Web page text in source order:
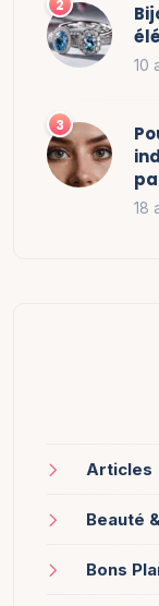
10
18
Articles
Beauté
Bons